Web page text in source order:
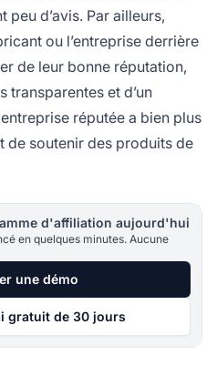
d’avis. Par ailleurs,
ou l’entreprise derrière
de leur bonne réputation,
transparentes et d’un
réputée a bien plus
de soutenir des produits de
d'affiliation aujourd'hui
en quelques minutes. Aucune
une démo
gratuit de 30 jours